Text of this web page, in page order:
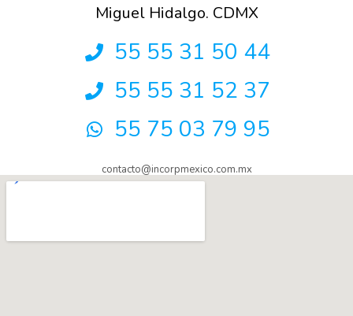
Miguel Hidalgo. CDMX
55 55 31 50 44
55 55 31 52 37
55 75 03 79 95
contacto@incorpmexico.com.mx